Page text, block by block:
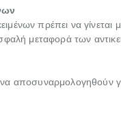
πρέπει να
μεταφορά των
να αποσυναρμολογηθούν